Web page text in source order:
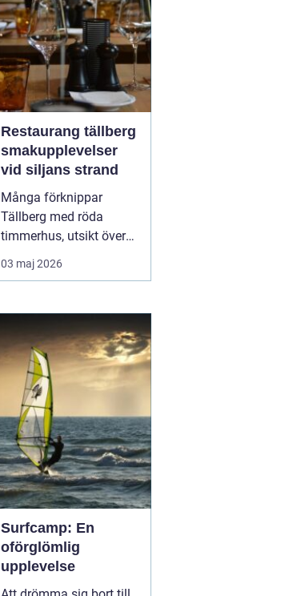
Med en erfaren res...
Restaurang tällberg
smakupplevelser
vid siljans strand
Många förknippar
Tällberg med röda
timmerhus, utsikt över
Siljan och klassiska
dalatraditioner. Men byn
matdestination. Här
möts resenärer som vill
äta genuint, närodlat och
vällagat utan att tumma
på vare sig kvalitet ell...
03 maj 2026
Surfcamp: En
oförglömlig
upplevelse